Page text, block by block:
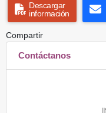
Descargar
información
Compartir
Contáctanos